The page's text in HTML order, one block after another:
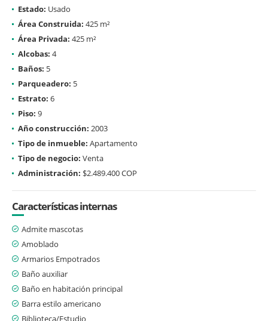
Estado: Usado
Área Construida: 425 m²
Área Privada: 425 m²
Alcobas: 4
Baños: 5
Parqueadero: 5
Estrato: 6
Piso: 9
Año construcción: 2003
Tipo de inmueble: Apartamento
Tipo de negocio: Venta
Administración: $2.489.400 COP
Características internas
Admite mascotas
Amoblado
Armarios Empotrados
Baño auxiliar
Baño en habitación principal
Barra estilo americano
Biblioteca/Estudio